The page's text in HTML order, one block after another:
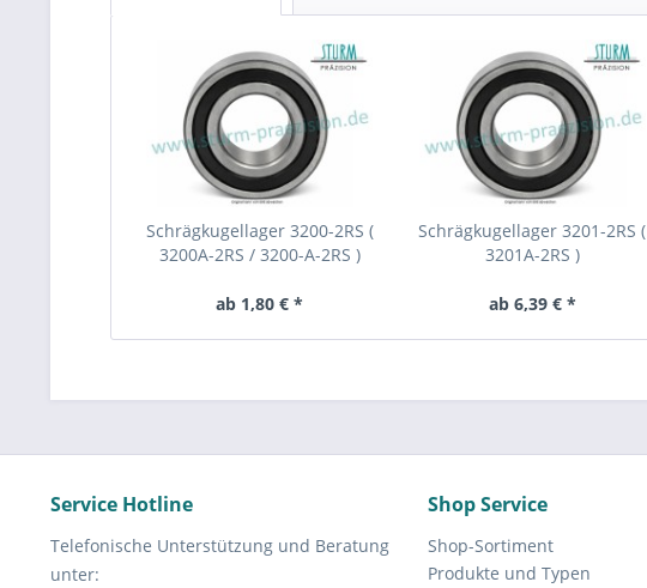
Schrägkugellager 3200-2RS (
3200A-2RS / 3200-A-2RS )
ab 1,80 € *
Schrägkugellager 3201-2RS (
3201A-2RS )
ab 6,39 € *
Service Hotline
Telefonische Unterstützung und Beratung
unter:
Shop Service
Shop-Sortiment
Produkte und Typen